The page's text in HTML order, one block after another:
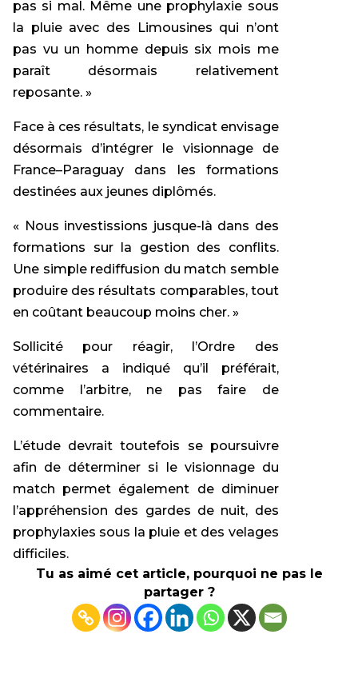
pas si mal. Même une prophylaxie sous
la pluie avec des Limousines qui n’ont
pas vu un homme depuis six mois me
paraît désormais relativement
reposante. »
Face à ces résultats, le syndicat envisage
désormais d’intégrer le visionnage de
France–Paraguay dans les formations
destinées aux jeunes diplômés.
« Nous investissions jusque-là dans des
formations sur la gestion des conflits.
Une simple rediffusion du match semble
produire des résultats comparables, tout
en coûtant beaucoup moins cher. »
Sollicité pour réagir, l’Ordre des
vétérinaires a indiqué qu’il préférait,
comme l’arbitre, ne pas faire de
commentaire.
L’étude devrait toutefois se poursuivre
afin de déterminer si le visionnage du
match permet également de diminuer
l’appréhension des gardes de nuit, des
prophylaxies sous la pluie et des velages
difficiles.
Tu as aimé cet article, pourquoi ne pas le
partager ?